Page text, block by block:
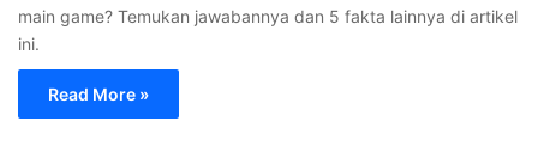
main game? Temukan jawabannya dan 5 fakta lainnya di artikel
ini.
Read More »